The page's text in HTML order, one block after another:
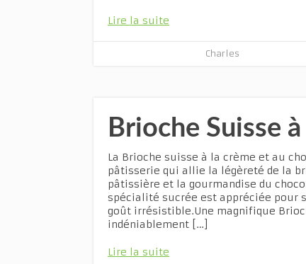
Lire la suite
Charles
Brioche Suisse
La Brioche suisse à la crème et au
pâtisserie qui allie la légèreté de la
pâtissière et la gourmandise du
spécialité sucrée est appréciée pour
goût irrésistible.Une magnifique
indéniablement […]
Lire la suite